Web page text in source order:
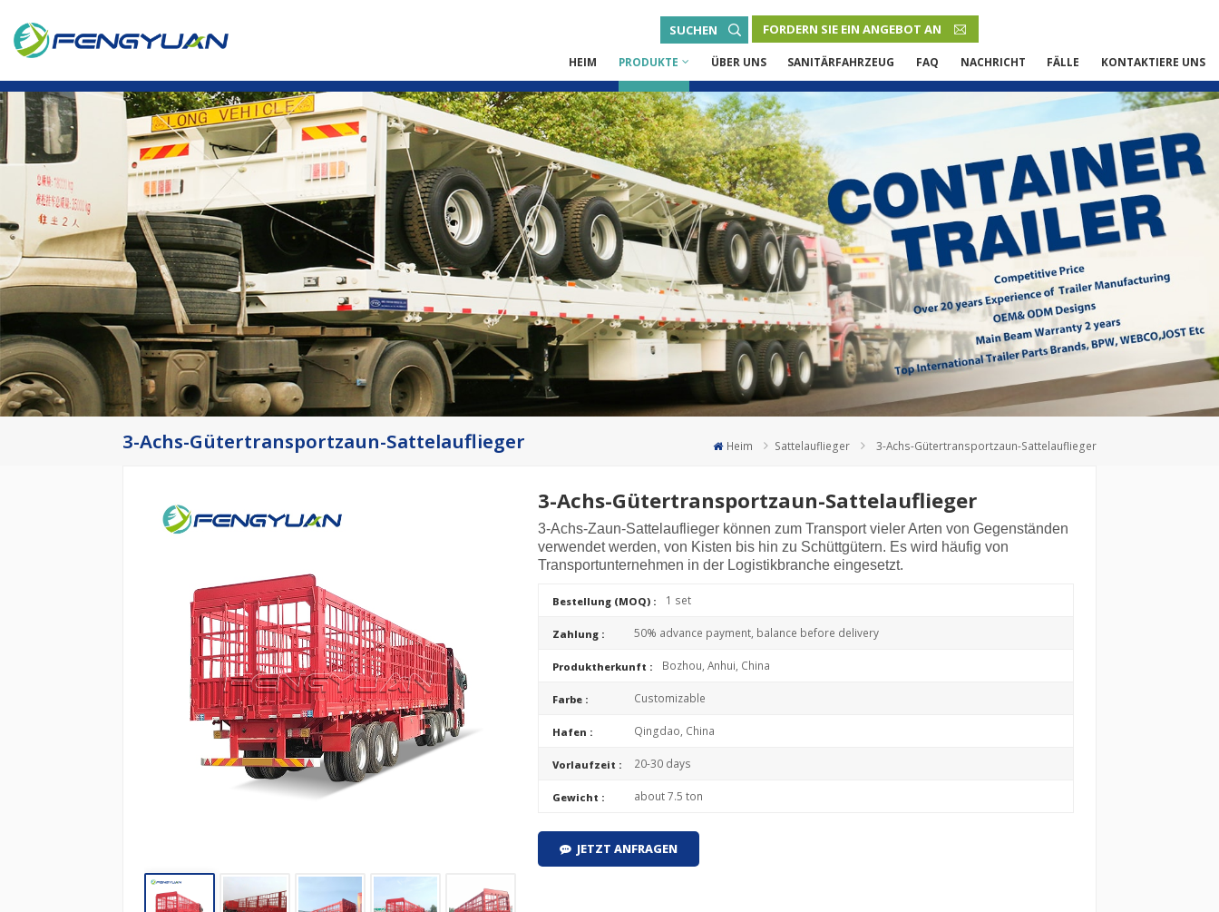
SUCHEN FORDERN SIE EIN ANGEBOT AN
Русский язык
Español
Português
Malay
ภาษา
HEIM PRODUKTE ÜBER UNS SANITÄRFAHRZEUG FAQ NACHRICHT FÄLLE KONTAKTIERE UNS
3-Achs-Gütertransportzaun-Sattelauflieger Heim Sattelauflieger 3-Achs-Gütertransportzaun-Sattelauflieger
3-Achs-Gütertransportzaun-Sattelauflieger
3-Achs-Zaun-Sattelauflieger können zum Transport vieler Arten von Gegenständen
verwendet werden, von Kisten bis hin zu Schüttgütern. Es wird häufig von
Transportunternehmen in der Logistikbranche eingesetzt.
Bestellung (MOQ) : 1 set
Zahlung : 50% advance payment, balance before delivery
Produktherkunft : Bozhou, Anhui, China
Farbe : Customizable
Hafen : Qingdao, China
Vorlaufzeit : 20-30 days
Gewicht : about 7.5 ton
JETZT ANFRAGEN